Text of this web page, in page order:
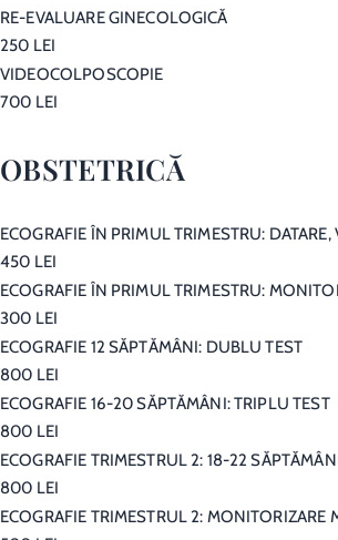
RE-EVALUARE GINECOLOGICĂ
250 LEI
VIDEOCOLPOSCOPIE
700 LEI
OBSTETRICĂ
ECOGRAFIE ÎN PRIMUL TRIMESTRU: DATARE,
450 LEI
ECOGRAFIE ÎN PRIMUL TRIMESTRU:
300 LEI
ECOGRAFIE 12 SĂPTĂMÂNI: DUBLU TEST
800 LEI
ECOGRAFIE 16-20 SĂPTĂMÂNI: TRIPLU TEST
800 LEI
ECOGRAFIE TRIMESTRUL 2: 18-22
800 LEI
ECOGRAFIE TRIMESTRUL 2: MONITORIZARE